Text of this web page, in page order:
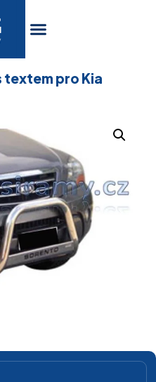
textem pro Kia